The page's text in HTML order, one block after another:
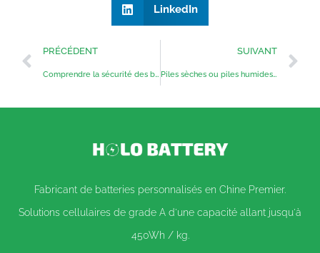
LinkedIn
PRÉCÉDENT
Comprendre la sécurité des batteries Li-ion
SUIVANT
Piles sèches ou piles humides : quelle est la différence ?
Fabricant de batteries personnalisés en Chine Premier.
Solutions cellulaires de grade A d'une capacité allant jusqu'à
450Wh / kg.